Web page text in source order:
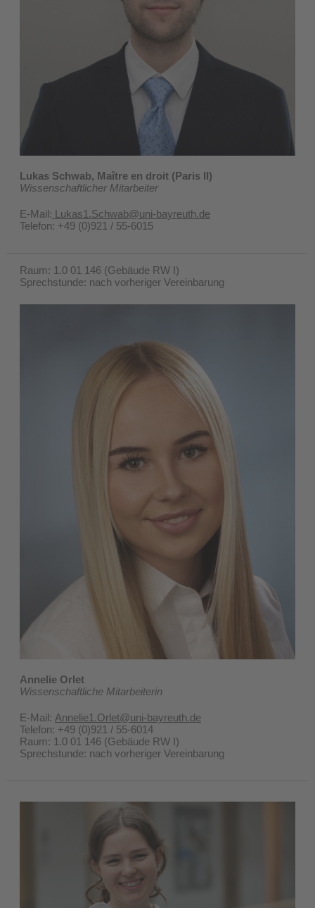
Lukas Schwab, Maître en droit (Paris II)
Wissenschaftlicher Mitarbeiter
E-Mail: Lukas1.Schwab@uni-bayreuth.de
Telefon: +49 (0)921 / 55-6015
Raum: 1.0 01 146 (Gebäude RW I)
Sprechstunde: nach vorheriger Vereinbarung
Annelie Orlet
Wissenschaftliche Mitarbeiterin
E-Mail: Annelie1.Orlet@uni-bayreuth.de
Telefon: +49 (0)921 / 55-6014
Raum: 1.0 01 146 (Gebäude RW I)
Sprechstunde: nach vorheriger Vereinbarung